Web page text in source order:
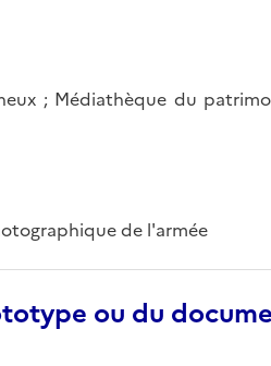
; Médiathèque du
de l'armée
ou du